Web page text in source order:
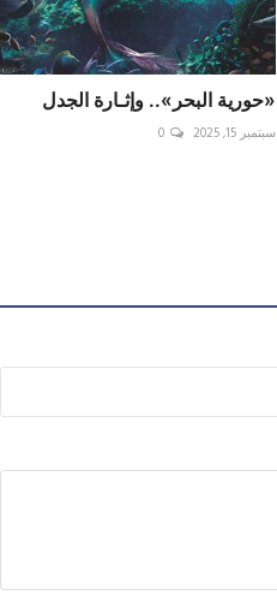
«حورية البحر».. وإثـارة الجدل
سبتمبر 15, 2025 0